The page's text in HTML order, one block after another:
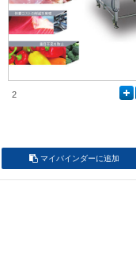
2
マイバインダーに追加